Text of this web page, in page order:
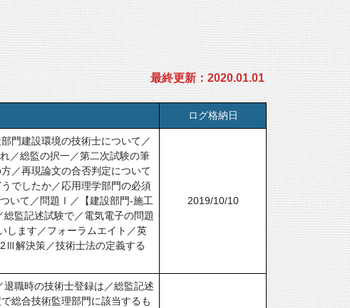
最終更新：2020.01.01
ログ格納日
門建設環境の技術士について／
／総監の択一／第二次試験の筆
／再現論文の合否判定について
でしたか／応用理学部門の必須
いて／問題Ⅰ／【建設部門-施工
監記述試験で／電気電子の問題
します／フォーラムエイト／英
解決策／技術士法の定義する
2019/10/10
職時の技術士登録は／総監記述
総合技術監理部門に該当するも